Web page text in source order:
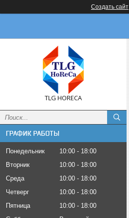
Создать сайт
TLG HORECA
ГРАФИК РАБОТЫ
Понедельник 10:00
18:00
Вторник
10:00
18:00
Среда
10:00
18:00
Четверг
10:00
18:00
Пятница
10:00
18:00